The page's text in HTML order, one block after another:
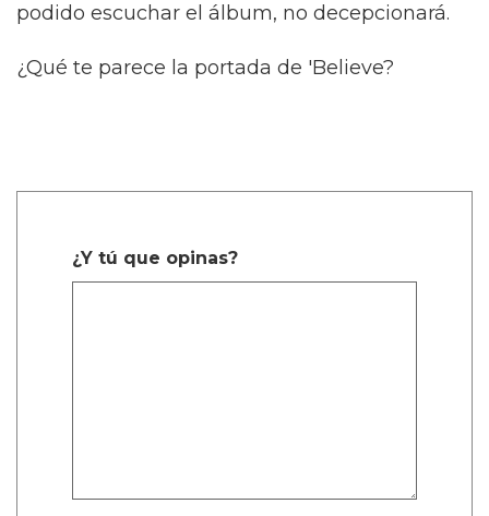
podido escuchar el álbum, no decepcionará.
¿Qué te parece la portada de 'Believe?
¿Y tú que opinas?